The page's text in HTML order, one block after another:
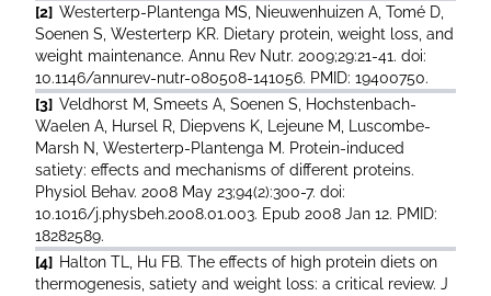
[2] Westerterp-Plantenga MS, Nieuwenhuizen A, Tomé D,
Soenen S, Westerterp KR. Dietary protein, weight loss, and
weight maintenance. Annu Rev Nutr. 2009;29:21-41. doi:
10.1146/annurev-nutr-080508-141056. PMID: 19400750.
[3] Veldhorst M, Smeets A, Soenen S, Hochstenbach-
Waelen A, Hursel R, Diepvens K, Lejeune M, Luscombe-
Marsh N, Westerterp-Plantenga M. Protein-induced
satiety: effects and mechanisms of different proteins.
Physiol Behav. 2008 May 23;94(2):300-7. doi:
10.1016/j.physbeh.2008.01.003. Epub 2008 Jan 12. PMID:
18282589.
[4] Halton TL, Hu FB. The effects of high protein diets on
thermogenesis, satiety and weight loss: a critical review. J